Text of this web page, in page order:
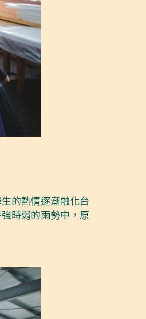
的熱情逐漸融化台
時弱的雨勢中，原